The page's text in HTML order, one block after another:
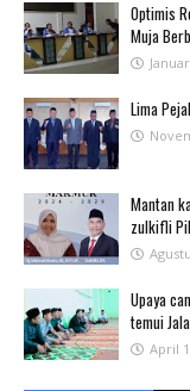
Optimis
Muja
Lima
Mantan
zulkifli
Upaya
temui
April